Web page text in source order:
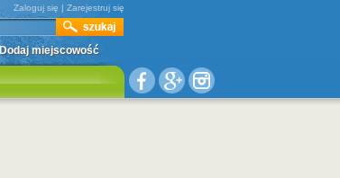
Zaloguj się | Zarejestruj się
Dodaj miejscowość